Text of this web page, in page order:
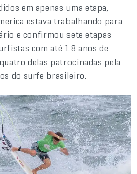
em apenas uma etapa,
estava trabalhando para
e confirmou sete etapas
com até 18 anos de
delas patrocinadas pela
do surfe brasileiro.